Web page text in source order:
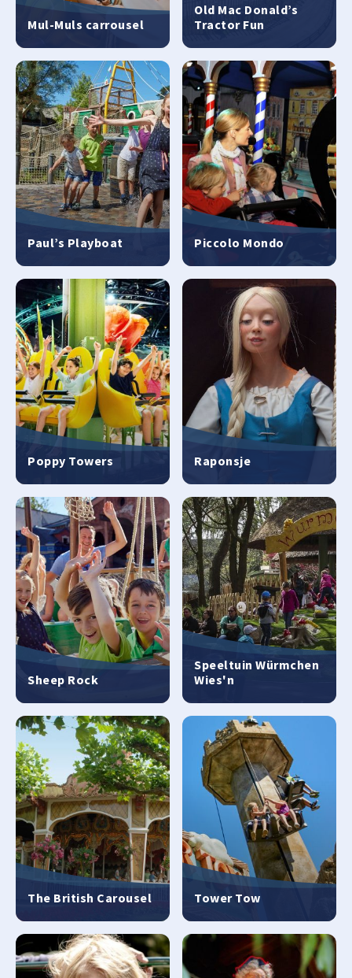
Mul-Muls carrousel
Old Mac Donald’s
Tractor Fun
Paul’s Playboat Piccolo Mondo
Poppy Towers Raponsje
Sheep Rock
Speeltuin Würmchen
Wies'n
The British Carousel Tower Tow